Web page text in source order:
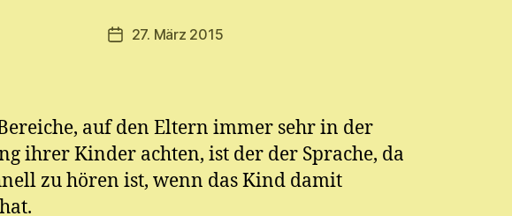
Beitragsautor
m
h
el
Veröffentlichungsdatum
27. März 2015
auf den Eltern immer sehr in der
ihrer Kinder achten, ist der der Sprache, da
zu hören ist, wenn das Kind damit